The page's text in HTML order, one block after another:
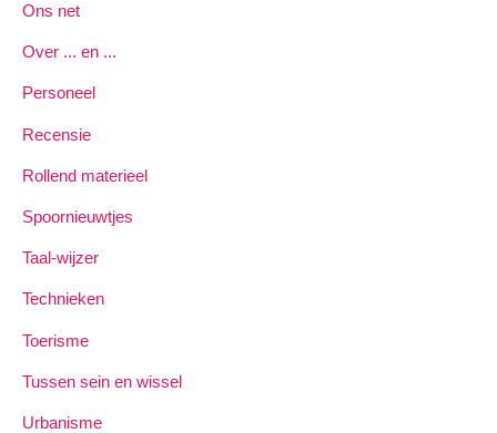
Ons net
Over ... en ...
Personeel
Recensie
Rollend materieel
Spoornieuwtjes
Taal-wijzer
Technieken
Toerisme
Tussen sein en wissel
Urbanisme